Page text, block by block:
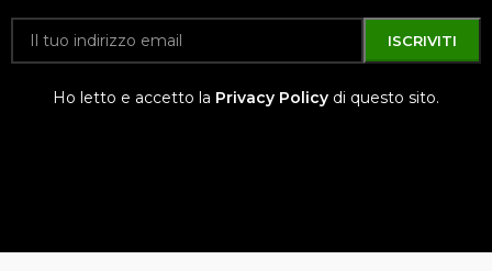
Ho letto e accetto la Privacy Policy di questo sito.